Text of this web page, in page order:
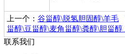
上一个： 谷甾醇\脱氢胆固醇\羊毛
甾醇\豆甾醇\麦角甾醇\粪醇\胆甾醇
联系我们